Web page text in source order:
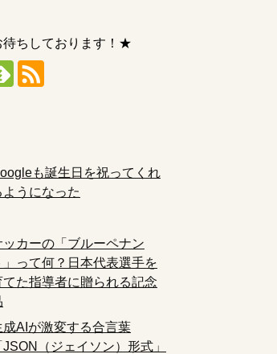
ちしております！★
も誕生日を祝ってくれ
ようになった
ッカーの「ブルーペナン
」って何？日本代表選手を
てた指導者に贈られる記念
成AIが激変する合言葉
JSON（ジェイソン）形式」